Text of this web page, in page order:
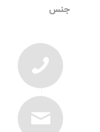
جنس